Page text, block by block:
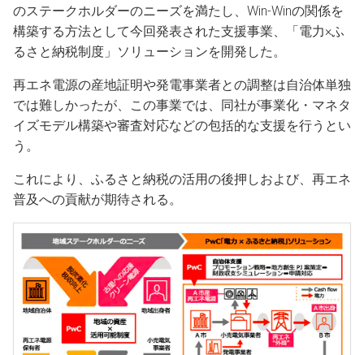
のステークホルダーのニーズを満たし、Win-Winの関係を
構築する方法として今回発表された支援事業、「電力×ふ
るさと納税制度」ソリューションを開発した。
再エネ電源の産地証明や発電事業者との調整は自治体単独
では難しかったが、この事業では、同社が事業化・マネタ
イズモデル構築や審査対応などの包括的な支援を行うとい
う。
これにより、ふるさと納税の活用の後押しおよび、再エネ
普及への貢献が期待される。